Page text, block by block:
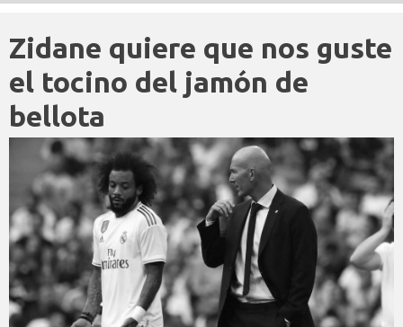
Zidane quiere que nos guste
el tocino del jamón de
bellota